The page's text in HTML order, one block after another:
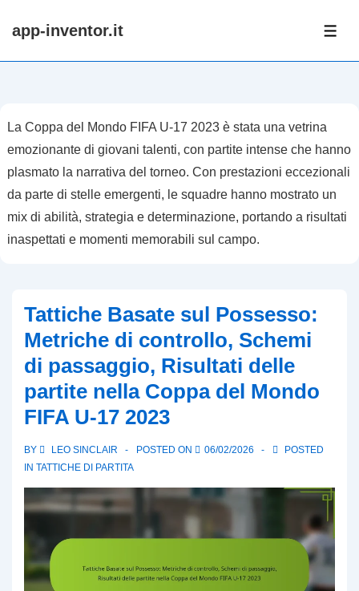
Skipapp-inventor.it
La Coppa del Mondo FIFA U-17 2023 è stata una vetrina
emozionante di giovani talenti, con partite intense che hanno
plasmato la narrativa del torneo. Con prestazioni eccezionali
da parte di stelle emergenti, le squadre hanno mostrato un
mix di abilità, strategia e determinazione, portando a risultati
inaspettati e momenti memorabili sul campo.
Tattiche Basate sul Possesso:
Metriche di controllo, Schemi
di passaggio, Risultati delle
partite nella Coppa del Mondo
FIFA U-17 2023
BY LEO SINCLAIR POSTED ON 06/02/2026
POSTED
IN TATTICHE DI PARTITA